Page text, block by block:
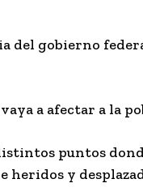
del gobierno
a afectar a la
puntos
heridos y